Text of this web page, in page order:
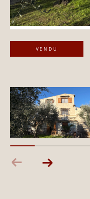
VENDU